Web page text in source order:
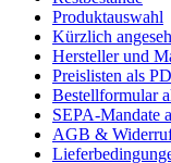
Produktauswahl
Kürzlich
Hersteller und
Preislisten als
Bestellformular
SEPA-Mandate
AGB &